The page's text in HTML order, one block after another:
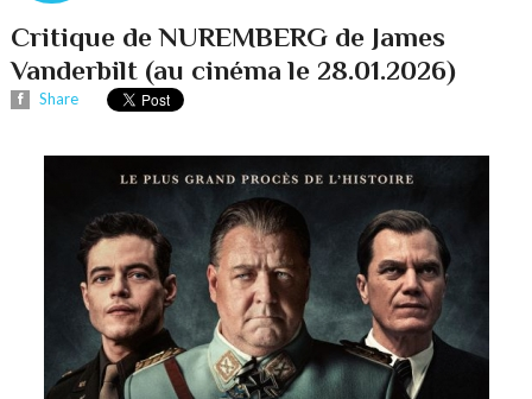
Critique de NUREMBERG de James
Vanderbilt (au cinéma le 28.01.2026)
Share